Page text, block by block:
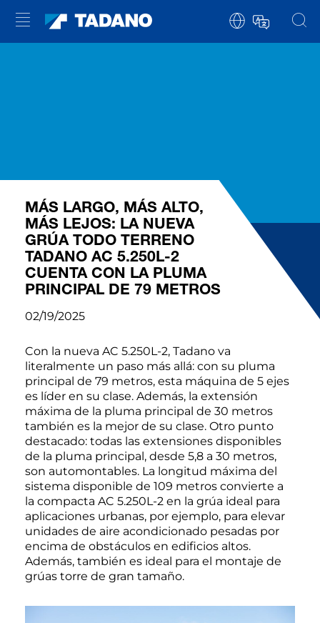
MÁS LARGO, MÁS ALTO,
MÁS LEJOS: LA NUEVA
GRÚA TODO TERRENO
TADANO AC 5.250L-2
CUENTA CON LA PLUMA
PRINCIPAL DE 79 METROS
02/19/2025
Con la nueva AC 5.250L-2, Tadano va
literalmente un paso más allá: con su pluma
principal de 79 metros, esta máquina de 5 ejes
es líder en su clase. Además, la extensión
máxima de la pluma principal de 30 metros
también es la mejor de su clase. Otro punto
destacado: todas las extensiones disponibles
de la pluma principal, desde 5,8 a 30 metros,
son automontables. La longitud máxima del
sistema disponible de 109 metros convierte a
la compacta AC 5.250L-2 en la grúa ideal para
aplicaciones urbanas, por ejemplo, para elevar
unidades de aire acondicionado pesadas por
encima de obstáculos en edificios altos.
Además, también es ideal para el montaje de
grúas torre de gran tamaño.